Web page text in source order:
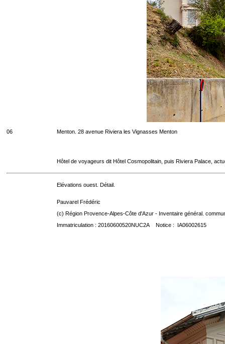
06 Menton. 28 avenue Riviera les Vignasses Menton
Hôtel de voyageurs dit Hôtel Cosmopolitain, puis Riviera Palace,
Elévations ouest. Détail.
Pauvarel Frédéric
(c) Région Provence-Alpes-Côte d'Azur - Inventaire général.
Immatriculation : 20160600520NUC2A Notice : IA06002615